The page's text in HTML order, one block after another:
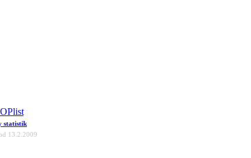
statistik
13.2.2009